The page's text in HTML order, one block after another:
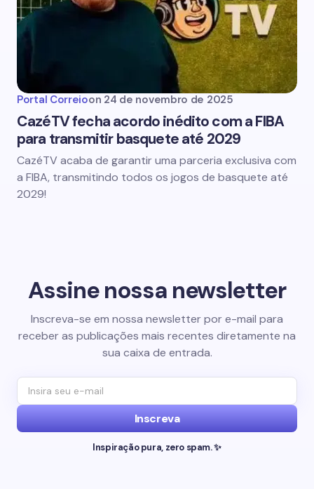
Portal Correioon 24 de novembro de 2025
CazéTV fecha acordo inédito com a FIBA
para transmitir basquete até 2029
CazéTV acaba de garantir uma parceria exclusiva com
a FIBA, transmitindo todos os jogos de basquete até
2029!
Assine nossa newsletter
Inscreva-se em nossa newsletter por e-mail para
receber as publicações mais recentes diretamente na
sua caixa de entrada.
Inscreva
Inspiração pura, zero spam. ✨